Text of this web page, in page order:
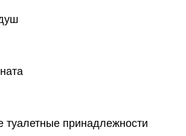
туалетные принадлежности